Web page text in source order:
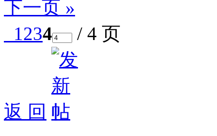
下一页 »
1234 / 4 页
返 回